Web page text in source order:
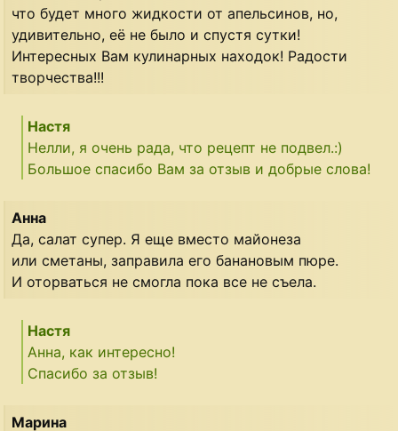
что будет много жидкости от апельсинов, но,
удивительно, её не было и спустя сутки!
Интересных Вам кулинарных находок! Радости
творчества!!!
Настя
Нелли, я очень рада, что рецепт не подвел.:)
Большое спасибо Вам за отзыв и добрые слова!
Анна
Да, салат супер. Я еще вместо майонеза
или сметаны, заправила его банановым пюре.
И оторваться не смогла пока все не съела.
Настя
Анна, как интересно!
Спасибо за отзыв!
Марина